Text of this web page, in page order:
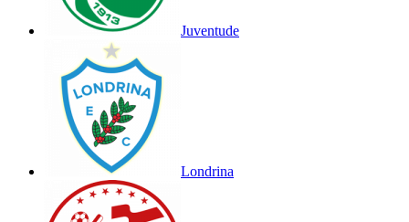
Juventude
Londrina